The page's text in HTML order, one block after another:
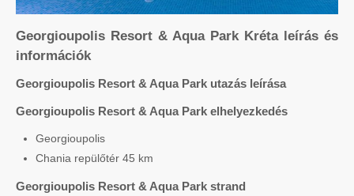
Georgioupolis Resort & Aqua Park Kréta leírás és
információk
Georgioupolis Resort & Aqua Park utazás leírása
Georgioupolis Resort & Aqua Park elhelyezkedés
Georgioupolis
Chania repülőtér 45 km
Georgioupolis Resort & Aqua Park strand